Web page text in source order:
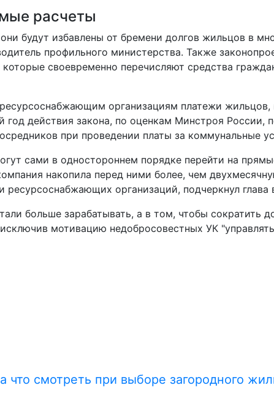
расчеты
будут избавлены от бремени долгов жильцов в
профильного министерства. Также
своевременно перечисляют средства
организациям платежи жильцов,
действия закона, по оценкам Минстроя России,
при проведении платы за коммунальные
сами в одностороннем порядке перейти на
накопила перед ними более, чем
организаций, подчеркнул глава
больше зарабатывать, а в том, чтобы сократить
мотивацию недобросовестных УК
что смотреть при выборе загородного